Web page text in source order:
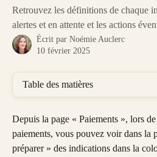
Retrouvez les définitions de chaque
alertes et en attente et les actions
Écrit par Noémie Auclerc
10 février 2025
Table des matières
Depuis la page « Paiements », lors
paiements, vous pouvez voir dans la
préparer » des indications dans la